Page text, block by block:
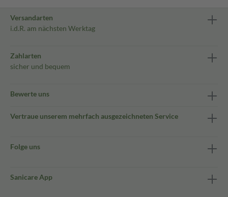
Versandarten
i.d.R. am nächsten Werktag
Zahlarten
sicher und bequem
Bewerte uns
Vertraue unserem mehrfach ausgezeichneten Service
Folge uns
Sanicare App